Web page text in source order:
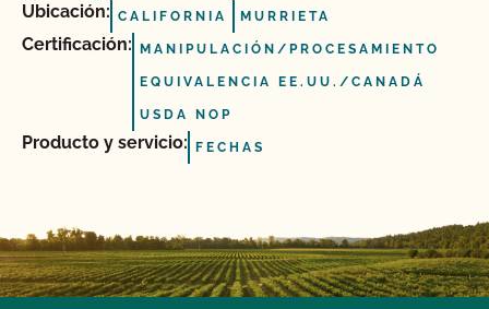
Ubicación: CALIFORNIA MURRIETA
Certificación: MANIPULACIÓN/PROCESAMIENTO
EQUIVALENCIA EE.UU./CANADÁ
USDA NOP
Producto y servicio: FECHAS